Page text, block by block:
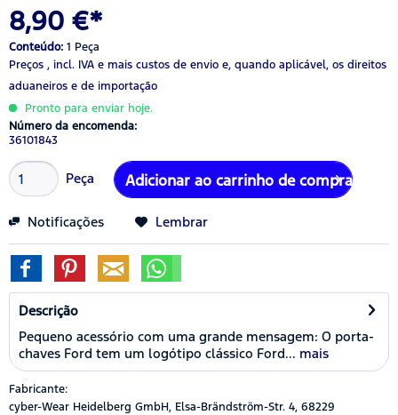
8,90 €*
Conteúdo: 1 Peça
Preços , incl. IVA e mais custos de envio e, quando aplicável, os direitos
aduaneiros e de importação
Pronto para enviar hoje.
Número da encomenda:
36101843
Peça Adicionar ao carrinho de compras
Notificações Lembrar
Descrição
Pequeno acessório com uma grande mensagem: O porta-
chaves Ford tem um logótipo clássico Ford... mais
Fabricante:
cyber-Wear Heidelberg GmbH, Elsa-Brändström-Str. 4, 68229